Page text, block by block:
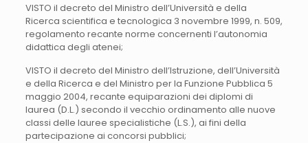
VISTO il decreto del Ministro dell’Università e della
Ricerca scientifica e tecnologica 3 novembre 1999, n. 509,
regolamento recante norme concernenti l’autonomia
didattica degli atenei;
VISTO il decreto del Ministro dell’Istruzione, dell’Università
e della Ricerca e del Ministro per la Funzione Pubblica 5
maggio 2004, recante equiparazioni dei diplomi di
laurea (D.L.) secondo il vecchio ordinamento alle nuove
classi delle lauree specialistiche (L.S.), ai fini della
partecipazione ai concorsi pubblici;